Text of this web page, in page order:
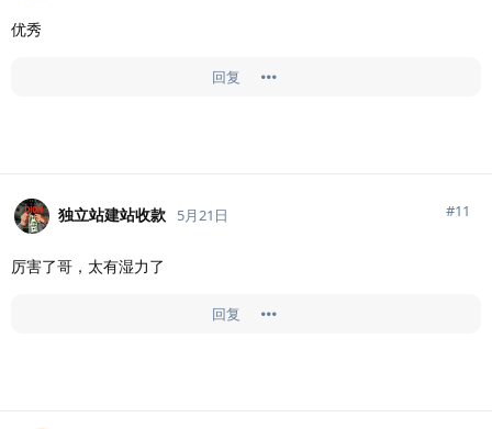
优秀
回复
独立站建站收款 5月21日 #11
厉害了哥，太有湿力了
回复